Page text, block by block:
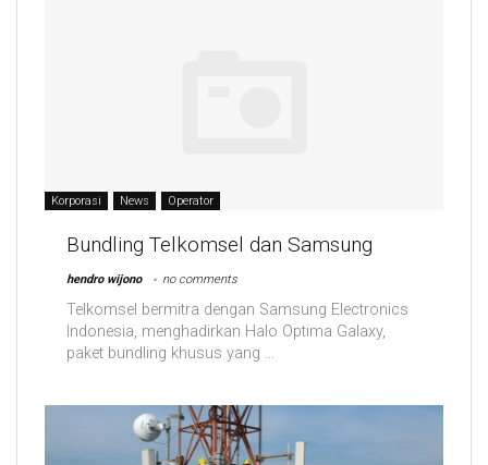
Korporasi News Operator
Bundling Telkomsel dan Samsung
hendro wijono no comments
Telkomsel bermitra dengan Samsung Electronics
Indonesia, menghadirkan Halo Optima Galaxy,
paket bundling khusus yang ...